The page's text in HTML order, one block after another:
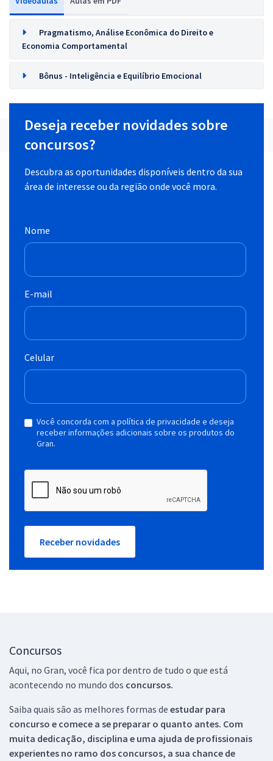
Pragmatismo, Análise Econômica do Direito e
Economia Comportamental
Bônus - Inteligência e Equilíbrio Emocional
Deseja receber novidades sobre
concursos?
Descubra as oportunidades disponíveis dentro da sua
área de interesse ou da região onde você mora.
Nome
E-mail
Celular
Você concorda com a política de privacidade e deseja
receber informações adicionais sobre os produtos do
Gran.
Receber novidades
Concursos
Aqui, no Gran, você fica por dentro de tudo o que está
acontecendo no mundo dos concursos.
Saiba quais são as melhores formas de estudar para
concurso e comece a se preparar o quanto antes. Com
muita dedicação, disciplina e uma ajuda de profissionais
experientes no ramo dos concursos, a sua chance de